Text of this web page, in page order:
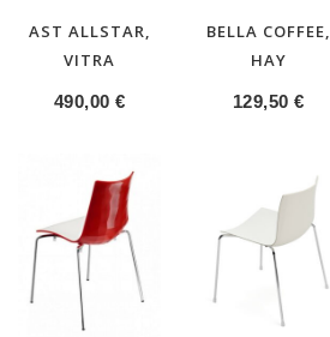
AST ALLSTAR,
VITRA
490,00€
BELLA COFFEE,
HAY
129,50€